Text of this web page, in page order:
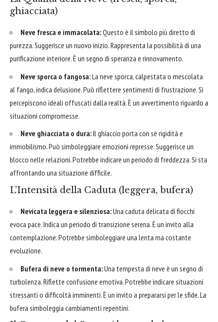
ghiacciata)
Neve fresca e immacolata:Questo è il simbolo più diretto di
purezza. Suggerisce un nuovo inizio. Rappresenta la possibilità di una
purificazione interiore. È un segno di speranza e rinnovamento.
Neve sporca o fangosa:La neve sporca, calpestata o mescolata
al fango, indica delusione. Può riflettere sentimenti di frustrazione. Si
percepiscono ideali offuscati dalla realtà. È un avvertimento riguardo a
situazioni compromesse.
Neve ghiacciata o dura:Il ghiaccio porta con sé rigidità e
immobilismo. Può simboleggiare emozioni represse. Suggerisce un
blocco nelle relazioni. Potrebbe indicare un periodo di freddezza. Si sta
affrontando una situazione difficile.
L'Intensità della Caduta (leggera, bufera)
Nevicata leggera e silenziosa:Una caduta delicata di fiocchi
evoca pace. Indica un periodo di transizione serena. È un invito alla
contemplazione. Potrebbe simboleggiare una lenta ma costante
evoluzione.
Bufera di neve o tormenta:Una tempesta di neve è un segno di
turbolenza. Riflette confusione emotiva. Potrebbe indicare situazioni
stressanti o difficoltà imminenti. È un invito a prepararsi per le sfide. La
bufera simboleggia cambiamenti repentini.